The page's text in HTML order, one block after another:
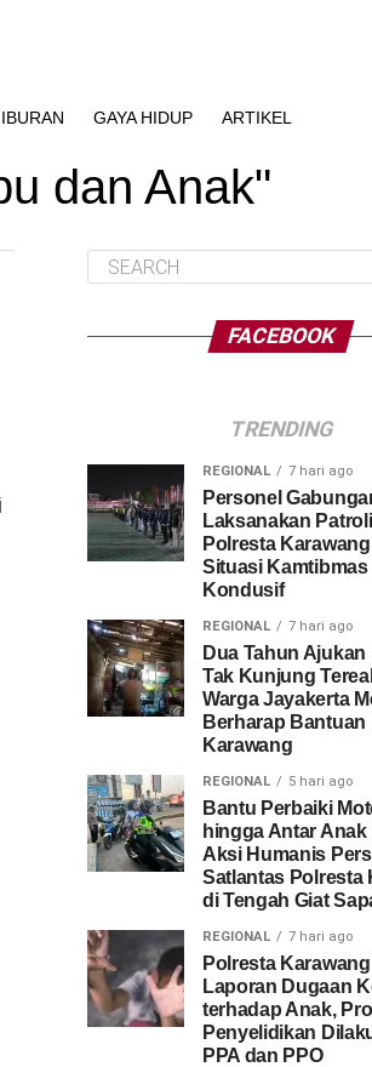
GAYA HIDUP ARTIKEL
dan Anak"
FACEBOOK
TRENDING
REGIONAL 7 hari ago
Personel
Laksanakan
Polresta
Situasi Kamtibmas
Kondusif
REGIONAL 7 hari ago
Dua Tahun Ajukan
Tak Kunjung
Warga Jayakerta
Berharap Bantuan
Karawang
REGIONAL 5 hari ago
Bantu Perbaiki
hingga Antar Anak
Aksi Humanis
Satlantas Polresta
di Tengah Giat
REGIONAL 7 hari ago
Polresta
Laporan Dugaan
terhadap Anak,
Penyelidikan
PPA dan PPO